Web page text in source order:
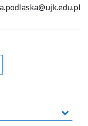
link
krótki link